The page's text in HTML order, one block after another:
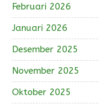
Februari 2026
Januari 2026
Desember 2025
November 2025
Oktober 2025